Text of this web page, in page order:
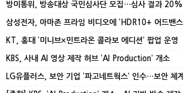
방미통위, 방송대상 국민심사단 모집…심사 결과
삼성전자, 아마존 프라임 비디오에 ‘HDR10+ 어드밴스
KT, 홍대 ‘미니브×민트라온 콜라보 에디션’ 팝업 운영
KBS, 사내 AI 영상 제작 허브 ‘AI Production’ 개소
LG유플러스, 보안 기업 ‘파고네트웍스’ 인수…보안 체